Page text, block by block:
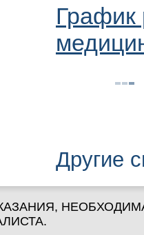
График
Другие